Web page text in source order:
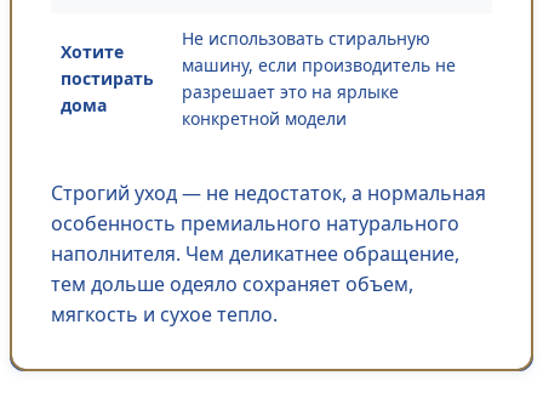
Хотите
постирать
дома
Не использовать стиральную
машину, если производитель не
разрешает это на ярлыке
конкретной модели
Строгий уход — не недостаток, а нормальная
особенность премиального натурального
наполнителя. Чем деликатнее обращение,
тем дольше одеяло сохраняет объем,
мягкость и сухое тепло.